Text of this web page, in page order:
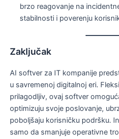
brzo reagovanje na
stabilnosti i poverenju
Zaključak
AI softver za IT kompanije
u savremenoj digitalnoj eri.
prilagodljiv, ovaj softver
optimizuju svoje poslovanje,
poboljšaju korisničku podršku.
samo da smanjuje operativne